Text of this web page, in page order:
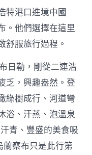
特港口進境中國
。他們選擇在這里
舒服旅行過程。
日勒，剛從二連浩
乏，興趣盎然。登
綠樹成行、河道彎
浴、汗蒸、泡溫泉
青、豐盛的美食吸
蘭察布只是此行第